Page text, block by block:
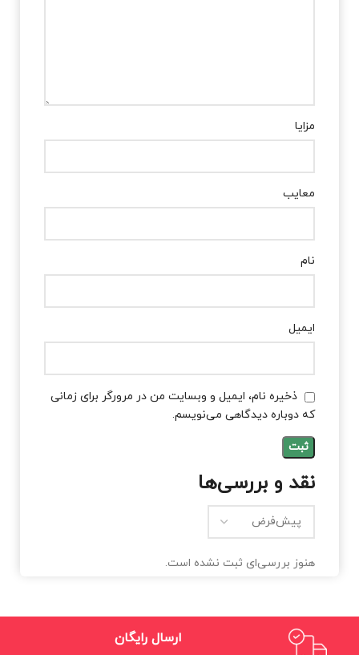
نقد و بررسی‌ها
هنوز بررسی‌ای ثبت نشده است.
مزایا
معایب
نام
ایمیل
ذخیره نام، ایمیل و وبسایت من در مرورگر برای زمانی
که دوباره دیدگاهی می‌نویسم.
ارسال رایگان